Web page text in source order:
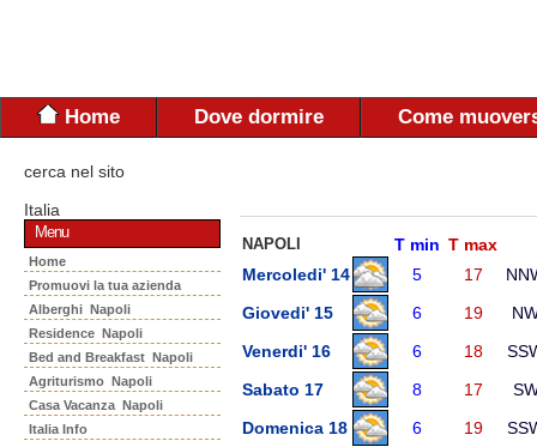
Home Dove dormire Come
cerca nel sito
Italia
Menu
Home
Promuovi la tua azienda
Alberghi Napoli
Residence Napoli
Bed and Breakfast Napoli
Agriturismo Napoli
Casa Vacanza Napoli
Italia Info
NAPOLI T min T max
Mercoledi' 14
5 17
Giovedi' 15
6 19
Venerdi' 16
6 18
Sabato 17
8 17
Domenica 18
6 19